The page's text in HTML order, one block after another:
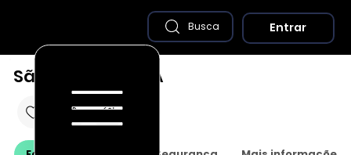
São Roberto - MA
Busca Entrar